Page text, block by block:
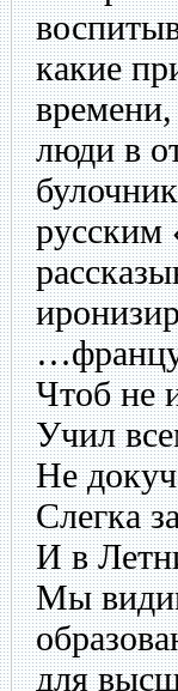
какие
люди в
русским
Чтоб не
Учил
Не
Слегка
И в
Мы
для